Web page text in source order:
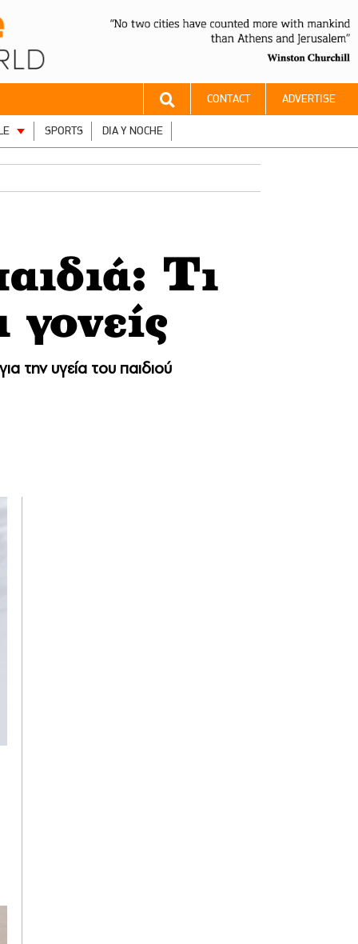
CONTACT ADVERTISE
SPORTS DIA Y NOCHE
Τι
γονείς
την υγεία του παιδιού